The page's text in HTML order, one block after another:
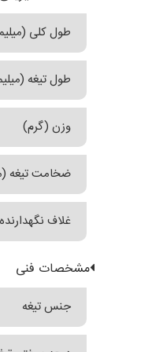
طول کلی
طول تیغه
وزن (گرم)
ضخامت تیغه
غلاف نگهدارنده
مشخصات فنی
جنس تیغه